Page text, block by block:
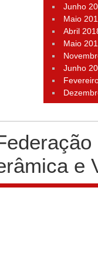
Junho
Maio
Abril
Maio
Junho
e